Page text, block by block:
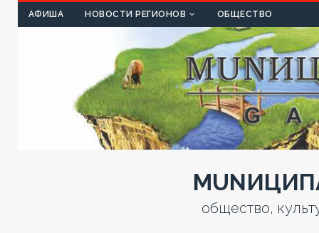
АФИША НОВОСТИ РЕГИОНОВ ОБЩЕСТВО
общество,